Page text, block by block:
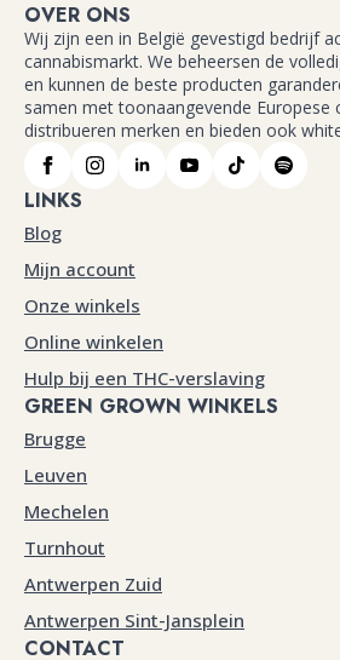
OVER ONS
Wij zijn een in België gevestigd bedrijf
cannabismarkt. We beheersen de
en kunnen de beste producten
samen met toonaangevende Europese
distribueren merken en bieden ook
LINKS
Blog
Mijn account
Onze winkels
Online winkelen
Hulp bij een THC-verslaving
GREEN GROWN WINKELS
Brugge
Leuven
Mechelen
Turnhout
Antwerpen Zuid
Antwerpen Sint-Jansplein
CONTACT